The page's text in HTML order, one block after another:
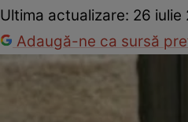
Ultima actualizare: 26 iulie
Adaugă-ne ca sursă